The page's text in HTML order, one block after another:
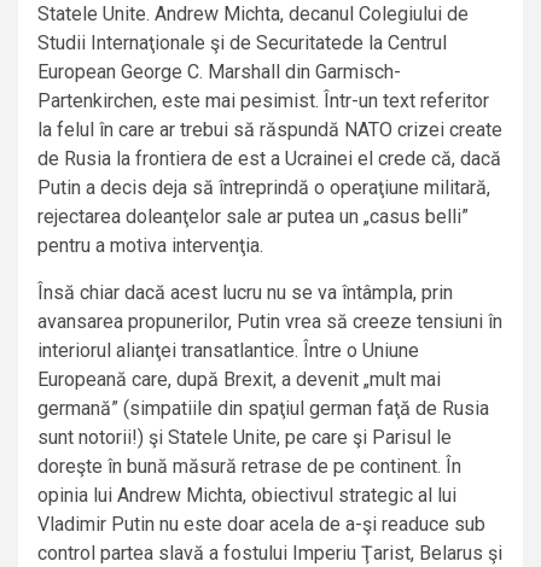
Statele Unite. Andrew Michta, decanul Colegiului de
Studii Internaţionale şi de Securitatede la Centrul
European George C. Marshall din Garmisch-
Partenkirchen, este mai pesimist. Într-un text referitor
la felul în care ar trebui să răspundă NATO crizei create
de Rusia la frontiera de est a Ucrainei el crede că, dacă
Putin a decis deja să întreprindă o operaţiune militară,
rejectarea doleanţelor sale ar putea un „casus belli”
pentru a motiva intervenţia.
Însă chiar dacă acest lucru nu se va întâmpla, prin
avansarea propunerilor, Putin vrea să creeze tensiuni în
interiorul alianţei transatlantice. Între o Uniune
Europeană care, după Brexit, a devenit „mult mai
germană” (simpatiile din spaţiul german faţă de Rusia
sunt notorii!) şi Statele Unite, pe care şi Parisul le
doreşte în bună măsură retrase de pe continent. În
opinia lui Andrew Michta, obiectivul strategic al lui
Vladimir Putin nu este doar acela de a-şi readuce sub
control partea slavă a fostului Imperiu Ţarist, Belarus şi